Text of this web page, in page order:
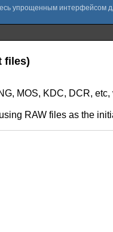
files)
MOS, KDC, DCR,
RAW files as the